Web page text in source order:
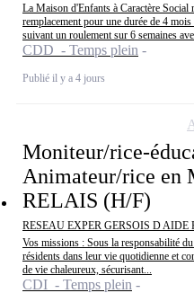
La Maison d'Enfants à Caractère Social
remplacement pour une durée de 4
suivant un roulement sur 6 semaines
CDD - Temps plein
Publié il y a 4 jours
Moniteur/rice-
Animateur/rice en
RELAIS (H/F)
RESEAU EXPER GERSOIS D
Vos missions : Sous la responsabilité
résidents dans leur vie quotidienne et
de vie chaleureux, sécurisant...
CDI - Temps plein